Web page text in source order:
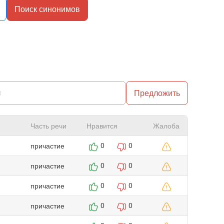
Поиск синонимов
Предложить
Часть речи Нравится
Жалоба
причастие
0 0
причастие 0 0
причастие 0 0
причастие 0 0